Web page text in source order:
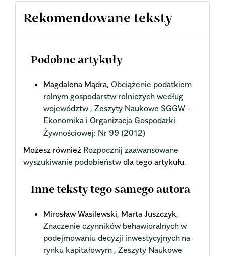
Rekomendowane teksty
Podobne artykuły
Magdalena Mądra, Obciążenie podatkiem
rolnym gospodarstw rolniczych według
województw , Zeszyty Naukowe SGGW -
Ekonomika i Organizacja Gospodarki
Żywnościowej: Nr 99 (2012)
Możesz również Rozpocznij zaawansowane
wyszukiwanie podobieństwdla tego artykułu.
Inne teksty tego samego autora
Mirosław Wasilewski, Marta Juszczyk,
Znaczenie czynników behawioralnych w
podejmowaniu decyzji inwestycyjnych na
rynku kapitałowym , Zeszyty Naukowe